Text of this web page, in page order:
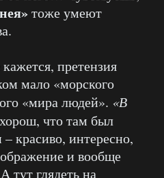
тоже умеют
претензия
мало «морского
«мира людей». «В
что там был
красиво, интересно,
и вообще
тут глядеть на